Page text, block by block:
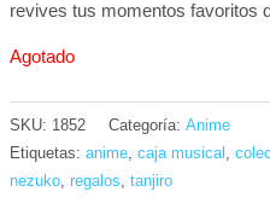
revives tus momentos favoritos
Agotado
SKU: 1852 Categoría: Anime
Etiquetas: anime, caja musical
nezuko, regalos tanjiro